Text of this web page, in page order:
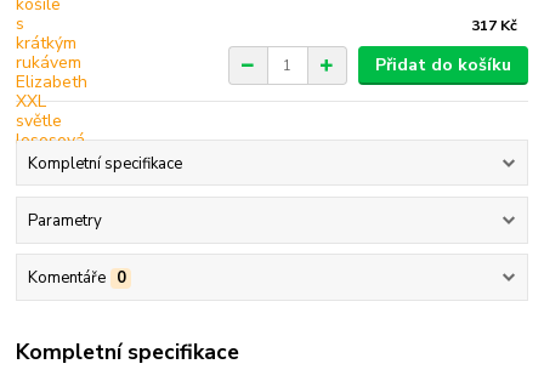
317 Kč
Přidat do košíku
Kompletní specifikace
Parametry
Komentáře 0
Kompletní specifikace